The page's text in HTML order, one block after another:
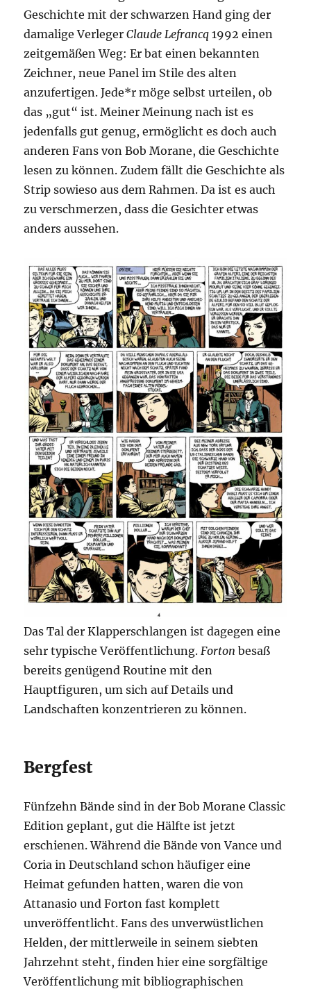
Geschichte mit der schwarzen Hand ging der
damalige VerlegerClaude Lefrancq 1992 einen
zeitgemäßen Weg: Er bat einen bekannten
Zeichner, neue Panel im Stile des alten
anzufertigen. Jede*r möge selbst urteilen, ob
das „gut“ ist. Meiner Meinung nach ist es
jedenfalls gut genug, ermöglicht es doch auch
anderen Fans von Bob Morane, die Geschichte
lesen zu können. Zudem fällt die Geschichte als
Strip sowieso aus dem Rahmen. Da ist es auch
zu verschmerzen, dass die Gesichter etwas
anders aussehen.
Das Tal der Klapperschlangen ist dagegen eine
sehr typische Veröffentlichung. Forton besaß
bereits genügend Routine mit den
Hauptfiguren, um sich auf Details und
Landschaften konzentrieren zu können.
Bergfest
Fünfzehn Bände sind in der Bob Morane Classic
Edition geplant, gut die Hälfte ist jetzt
erschienen. Während die Bände von Vance und
Coria in Deutschland schon häufiger eine
Heimat gefunden hatten, waren die von
Attanasio und Forton fast komplett
unveröffentlicht. Fans des unverwüstlichen
Helden, der mittlerweile in seinem siebten
Jahrzehnt steht, finden hier eine sorgfältige
Veröffentlichung mit bibliographischen